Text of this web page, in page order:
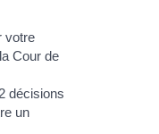
votre
Cour de
décisions
un